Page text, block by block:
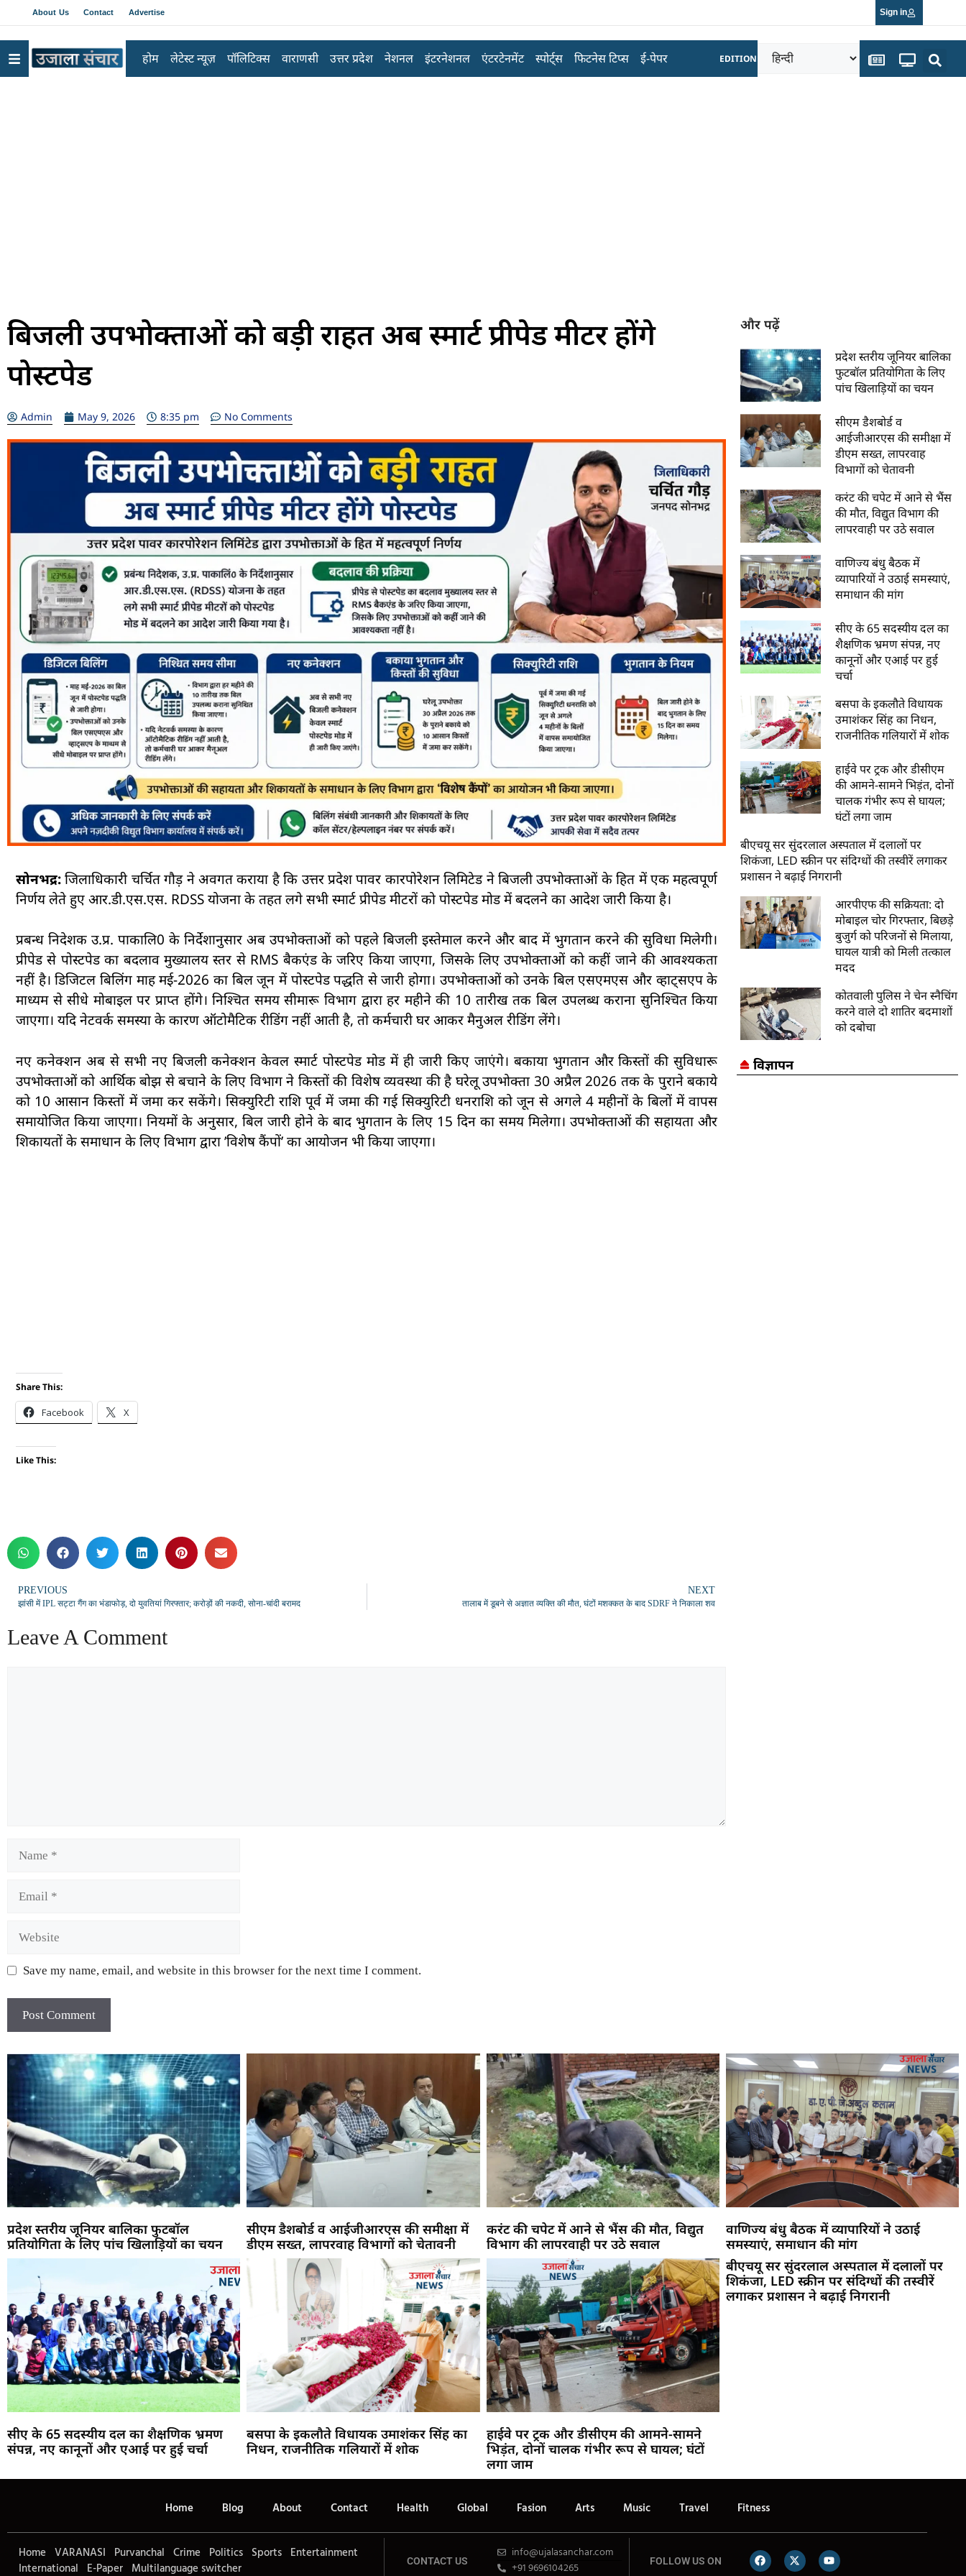
About Us Contact Advertise Sign in
होम लेटेस्ट न्यूज़ पॉलिटिक्स वाराणसी उत्तर प्रदेश नेशनल इंटरनेशनल एंटरटेनमेंट स्पोर्ट्स फिटनेस टिप्स ई-पेपर EDITION
बिजली उपभोक्ताओं को बड़ी राहत अब स्मार्ट प्रीपेड मीटर होंगे
पोस्टपेड
Admin May 9, 2026 8:35 pm No Comments
सोनभद्र:जिलाधिकारी चर्चित गौड़ ने अवगत कराया है कि उत्तर प्रदेश पावर कारपोरेशन लिमिटेड ने बिजली उपभोक्ताओं के हित में एक महत्वपूर्ण
निर्णय लेते हुए आर.डी.एस.एस. RDSS योजना के तहत लगे सभी स्मार्ट प्रीपेड मीटरों को पोस्टपेड मोड में बदलने का आदेश जारी किया है।
प्रबन्ध निदेशक उ.प्र. पाकालि0 के निर्देशानुसार अब उपभोक्ताओं को पहले बिजली इस्तेमाल करने और बाद में भुगतान करने की सुविधा मिलेगी।
प्रीपेड से पोस्टपेड का बदलाव मुख्यालय स्तर से RMS बैकएंड के जरिए किया जाएगा, जिसके लिए उपभोक्ताओं को कहीं जाने की आवश्यकता
नहीं है। डिजिटल बिलिंग माह मई-2026 का बिल जून में पोस्टपेड पद्धति से जारी होगा। उपभोक्ताओं को उनके बिल एसएमएस और व्हाट्सएप के
माध्यम से सीधे मोबाइल पर प्राप्त होंगे। निश्चित समय सीमारू विभाग द्वारा हर महीने की 10 तारीख तक बिल उपलब्ध कराना सुनिश्चित किया
जाएगा। यदि नेटवर्क समस्या के कारण ऑटोमैटिक रीडिंग नहीं आती है, तो कर्मचारी घर आकर मैनुअल रीडिंग लेंगे।
नए कनेक्शन अब से सभी नए बिजली कनेक्शन केवल स्मार्ट पोस्टपेड मोड में ही जारी किए जाएंगे। बकाया भुगतान और किस्तों की सुविधारू
उपभोक्ताओं को आर्थिक बोझ से बचाने के लिए विभाग ने किस्तों की विशेष व्यवस्था की है घरेलू उपभोक्ता 30 अप्रैल 2026 तक के पुराने बकाये
को 10 आसान किस्तों में जमा कर सकेंगे। सिक्युरिटी राशि पूर्व में जमा की गई सिक्युरिटी धनराशि को जून से अगले 4 महीनों के बिलों में वापस
समायोजित किया जाएगा। नियमों के अनुसार, बिल जारी होने के बाद भुगतान के लिए 15 दिन का समय मिलेगा। उपभोक्ताओं की सहायता और
शिकायतों के समाधान के लिए विभाग द्वारा ’विशेष कैंपों’ का आयोजन भी किया जाएगा।
Share This:
Facebook X
Like This:
PREVIOUS
झांसी में IPL सट्टा गैंग का भंडाफोड़, दो युवतियां गिरफ्तार; करोड़ों की नकदी, सोना-चांदी बरामद
NEXT
तालाब में डूबने से अज्ञात व्यक्ति की मौत, घंटों मशक्कत के बाद SDRF ने निकाला शव
Leave A Comment
Save my name, email, and website in this browser for the next time I comment.
और पढ़ें
प्रदेश स्तरीय जूनियर बालिका
फुटबॉल प्रतियोगिता के लिए
पांच खिलाड़ियों का चयन
सीएम डैशबोर्ड व
आईजीआरएस की समीक्षा में
डीएम सख्त, लापरवाह
विभागों को चेतावनी
करंट की चपेट में आने से भैंस
की मौत, विद्युत विभाग की
लापरवाही पर उठे सवाल
वाणिज्य बंधु बैठक में
व्यापारियों ने उठाई समस्याएं,
समाधान की मांग
सीए के 65 सदस्यीय दल का
शैक्षणिक भ्रमण संपन्न, नए
कानूनों और एआई पर हुई
चर्चा
बसपा के इकलौते विधायक
उमाशंकर सिंह का निधन,
राजनीतिक गलियारों में शोक
हाईवे पर ट्रक और डीसीएम
की आमने-सामने भिड़ंत, दोनों
चालक गंभीर रूप से घायल;
घंटों लगा जाम
बीएचयू सर सुंदरलाल अस्पताल में दलालों पर
शिकंजा, LED स्क्रीन पर संदिग्धों की तस्वीरें लगाकर
प्रशासन ने बढ़ाई निगरानी
आरपीएफ की सक्रियता: दो
मोबाइल चोर गिरफ्तार, बिछड़े
बुजुर्ग को परिजनों से मिलाया,
घायल यात्री को मिली तत्काल
मदद
कोतवाली पुलिस ने चेन स्नैचिंग
करने वाले दो शातिर बदमाशों
को दबोचा
विज्ञापन
प्रदेश स्तरीय जूनियर बालिका फुटबॉल
प्रतियोगिता के लिए पांच खिलाड़ियों का चयन
सीएम डैशबोर्ड व आईजीआरएस की समीक्षा में
डीएम सख्त, लापरवाह विभागों को चेतावनी
करंट की चपेट में आने से भैंस की मौत, विद्युत
विभाग की लापरवाही पर उठे सवाल
वाणिज्य बंधु बैठक में व्यापारियों ने उठाई
समस्याएं, समाधान की मांग
सीए के 65 सदस्यीय दल का शैक्षणिक भ्रमण
संपन्न, नए कानूनों और एआई पर हुई चर्चा
बसपा के इकलौते विधायक उमाशंकर सिंह का
निधन, राजनीतिक गलियारों में शोक
हाईवे पर ट्रक और डीसीएम की आमने-सामने
भिड़ंत, दोनों चालक गंभीर रूप से घायल; घंटों
लगा जाम
बीएचयू सर सुंदरलाल अस्पताल में दलालों पर
शिकंजा, LED स्क्रीन पर संदिग्धों की तस्वीरें
लगाकर प्रशासन ने बढ़ाई निगरानी
Home Blog About Contact Health Global Fasion Arts Music Travel Fitness
Home VARANASI Purvanchal Crime Politics Sports Entertainment
International E-Paper Multilanguage switcher CONTACT US
info@ujalasanchar.com
+91 9696104265
FOLLOW US ON